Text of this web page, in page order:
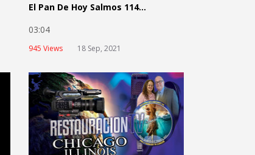
El Pan De Hoy Salmos 114...
03:04
945 Views 18 Sep, 2021